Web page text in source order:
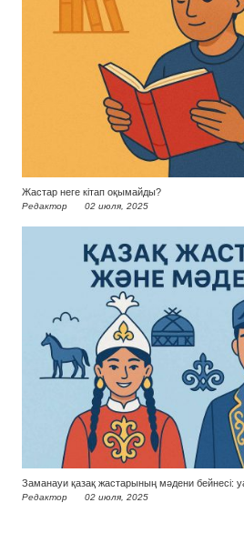
Жастар неге кітап оқымайды?
Редактор 02 июля, 2025
Заманауи қазақ жастарының мәдени бейнесі:
Редактор 02 июля, 2025